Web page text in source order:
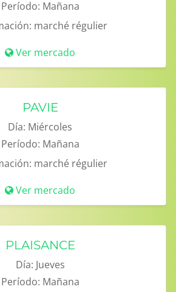
Período: Mañana
marché régulier
Ver mercado
PAVIE
Día: Miércoles
Período: Mañana
marché régulier
Ver mercado
PLAISANCE
Día: Jueves
Período: Mañana